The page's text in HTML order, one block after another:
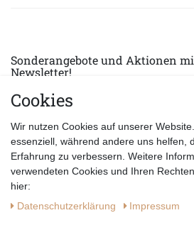
Sonderangebote und Aktionen
Newsletter!
E-MAIL *
Cookies
Wir nutzen Cookies auf unserer
essenziell, während andere uns helfen,
Erfahrung zu verbessern. Weitere
verwendeten Cookies und Ihren
hier:
Daten­schutz­erklärung
Impressum